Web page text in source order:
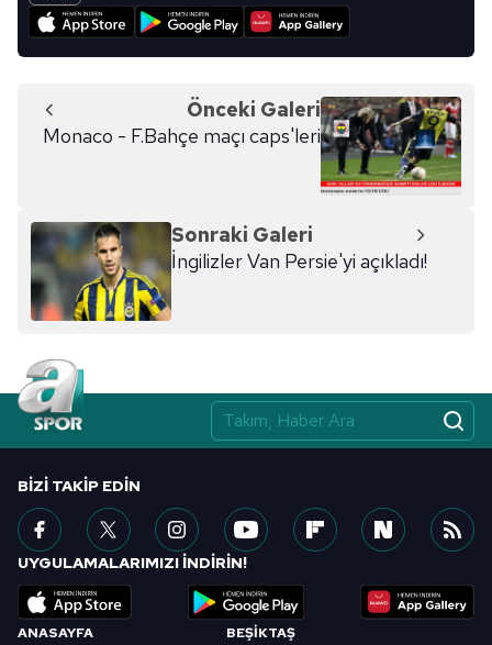
Önceki Galeri
Monaco - F.Bahçe maçı caps'leri
Sonraki Galeri
İngilizler Van Persie'yi açıkladı!
ANASAYFA BEŞİKTAŞ
BIZI TAKIP EDIN
UYGULAMALARIMIZI İNDİRİN!